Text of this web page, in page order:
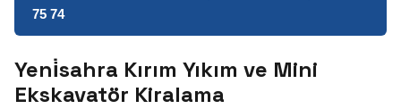
75 74
Yeni̇sahra Kırım Yıkım ve Mini
Ekskavatör Kiralama